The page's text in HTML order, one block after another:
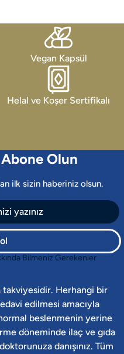
Vegan Kapsül
Helal ve Koşer Sertifikalı
Olun
ilk sizin haberiniz olsun.
takviyesidir. Herhangi bir
edilmesi amacıyla
beslenmenin yerine
döneminde ilaç ve gıda
danışınız. Tüm